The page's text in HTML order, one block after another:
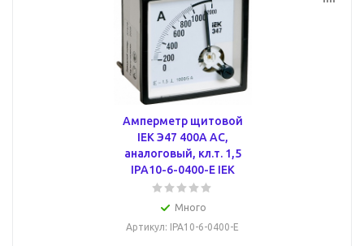
Амперметр щитовой
IEK Э47 400А AC,
аналоговый, кл.т. 1,5
IPA10-6-0400-E IEK
Много
Артикул: IPA10-6-0400-E